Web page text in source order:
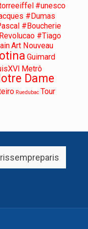
#unesco
#Dumas
#Boucherie
#Tiago
Art Nouveau
Guimard
Metrô
Dame
Ruedubac Tour